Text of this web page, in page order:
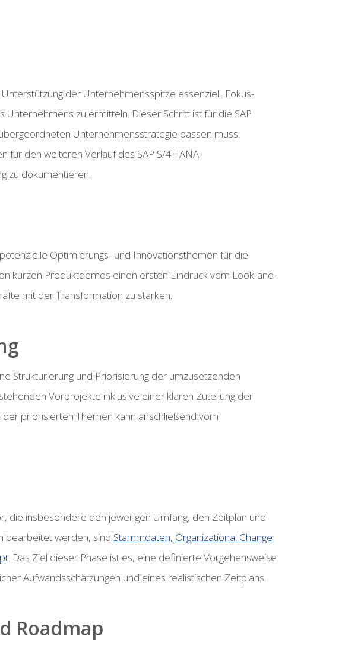
der Unternehmensspitze essenziell. Fokus-
zu ermitteln. Dieser Schritt ist für die SAP
Unternehmensstrategie passen muss.
für den weiteren Verlauf des SAP S/4HANA-
zu dokumentieren.
Optimierungs- und Innovationsthemen für die
kurzen Produktdemos einen ersten Eindruck vom Look-and-
mit der Transformation zu stärken.
Strukturierung und Priorisierung der umzusetzenden
Vorprojekte inklusive einer klaren Zuteilung der
priorisierten Themen kann anschließend vom
insbesondere den jeweiligen Umfang, den Zeitplan und
bearbeitet werden, sind Stammdaten, Organizational Change
. Das Ziel dieser Phase ist es, eine definierte Vorgehensweise
Aufwandsschätzungen und eines realistischen Zeitplans.
Roadmap